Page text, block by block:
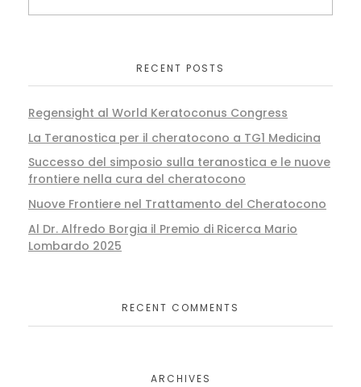
RECENT POSTS
Regensight al World Keratoconus Congress
La Teranostica per il cheratocono a TG1 Medicina
Successo del simposio sulla teranostica e le nuove
frontiere nella cura del cheratocono
Nuove Frontiere nel Trattamento del Cheratocono
Al Dr. Alfredo Borgia il Premio di Ricerca Mario
Lombardo 2025
RECENT COMMENTS
ARCHIVES